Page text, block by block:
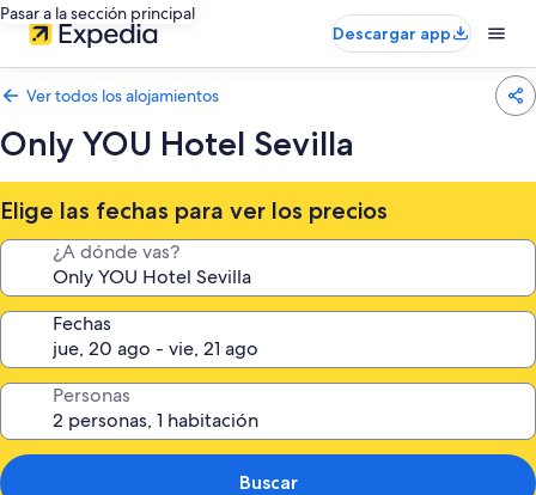
Pasar a la sección principal
Descargar app
Ver todos los alojamientos
Only YOU Hotel Sevilla
Elige las fechas para ver los precios
¿A dónde vas?
Fechas
Personas
Buscar